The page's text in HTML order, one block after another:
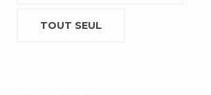
TOUT SEUL